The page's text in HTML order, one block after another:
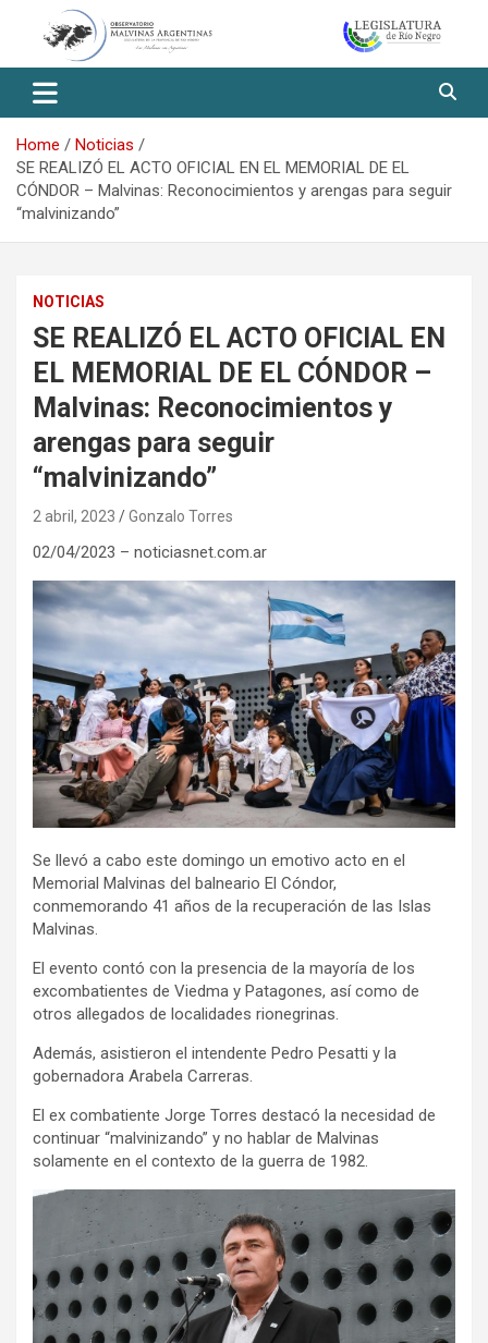
Observatorio Malvinas – Río
Negro
Home
Noticias
SE REALIZÓ EL ACTO OFICIAL EN EL MEMORIAL DE EL
CÓNDOR – Malvinas: Reconocimientos y arengas para seguir
“malvinizando”
NOTICIAS
SE REALIZÓ EL ACTO OFICIAL EN
EL MEMORIAL DE EL CÓNDOR –
Malvinas: Reconocimientos y
arengas para seguir
“malvinizando”
2 abril, 2023 Gonzalo Torres
02/04/2023 – noticiasnet.com.ar
Se llevó a cabo este domingo un emotivo acto en el
Memorial Malvinas del balneario El Cóndor,
conmemorando 41 años de la recuperación de las Islas
Malvinas.
El evento contó con la presencia de la mayoría de los
excombatientes de Viedma y Patagones, así como de
otros allegados de localidades rionegrinas.
Además, asistieron el intendente Pedro Pesatti y la
gobernadora Arabela Carreras.
El ex combatiente Jorge Torres destacó la necesidad de
continuar “malvinizando” y no hablar de Malvinas
solamente en el contexto de la guerra de 1982.